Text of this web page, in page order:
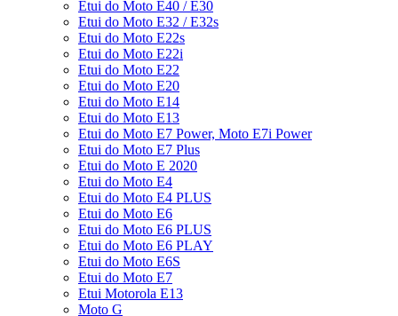
Etui do Moto E40 / E30
Etui do Moto E32 / E32s
Etui do Moto E22s
Etui do Moto E22i
Etui do Moto E22
Etui do Moto E20
Etui do Moto E14
Etui do Moto E13
Etui do Moto E7 Power, Moto E7i Power
Etui do Moto E7 Plus
Etui do Moto E 2020
Etui do Moto E4
Etui do Moto E4 PLUS
Etui do Moto E6
Etui do Moto E6 PLUS
Etui do Moto E6 PLAY
Etui do Moto E6S
Etui do Moto E7
Etui Motorola E13
Moto G